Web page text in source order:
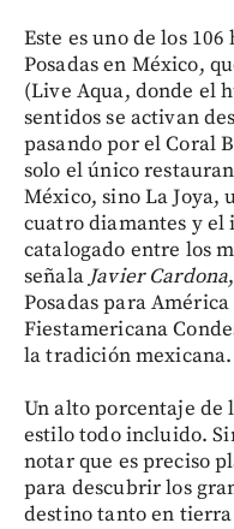
Este es uno de los
Posadas en México,
(Live Aqua, donde el
sentidos se activan
pasando por el Coral
solo el único
México, sino La Joya,
cuatro diamantes y el
catalogado entre los
señala Javier Cardona
Posadas para
Fiestamericana
la tradición mexicana.
Un alto porcentaje de
estilo todo incluido.
notar que es preciso
para descubrir los
destino tanto en